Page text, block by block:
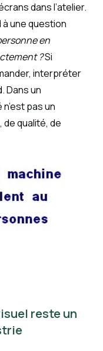
dans l’atelier.
une question
en
?Si
interpréter
Dans un
pas un
de qualité, de
reste un